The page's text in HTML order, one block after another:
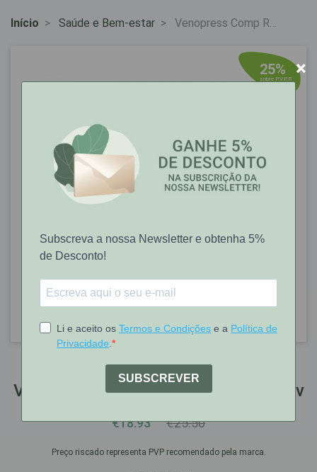
Início Saúde e Bem-estar
25%
sobre P.V.P.R
Venopress Comp Rev X 90 Comps Rev
€18.93 €25.50
Preço riscado representa PVP recomendado pela marca.
×